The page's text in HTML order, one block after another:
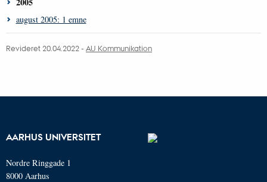
august 2005: 1 emne
Revideret 20.04.2022 - AU Kommunikation
AARHUS UNIVERSITET
Nordre Ringgade 1
8000 Aarhus